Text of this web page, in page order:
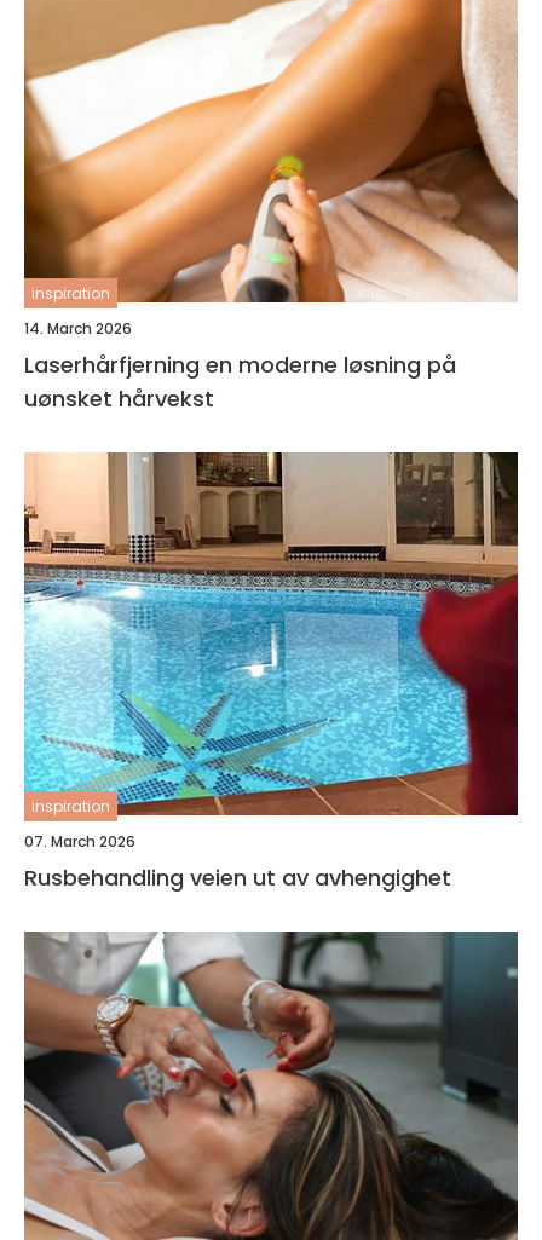
inspiration
14. March 2026
Laserhårfjerning en moderne løsning på
uønsket hårvekst
inspiration
07. March 2026
Rusbehandling veien ut av avhengighet